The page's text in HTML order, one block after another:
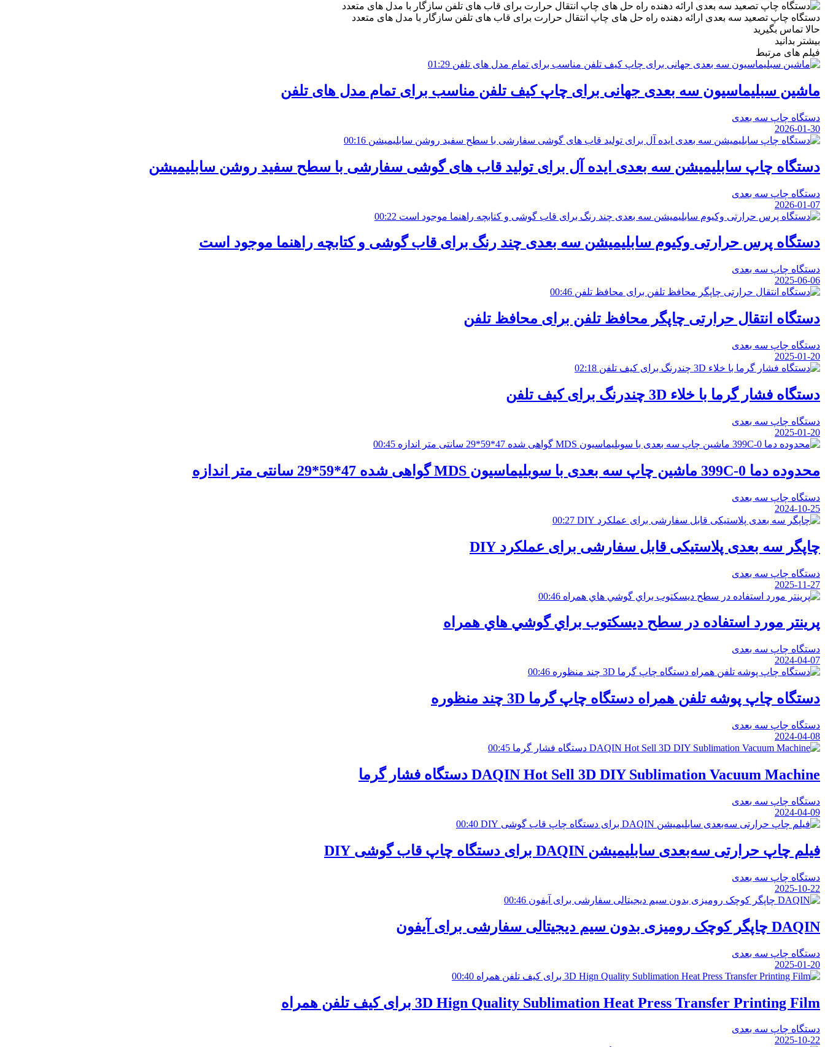
دستگاه چاپ تصعید سه بعدی ارائه دهنده راه حل های چاپ انتقال حرارت برای قاب های تلفن سازگار با مدل های متعدد
حالا تماس بگیرید
بیشتر بدانید
فیلم های مرتبط
01:29
ماشین سبلیماسیون سه بعدی جهانی برای چاپ کیف تلفن مناسب برای تمام مدل های تلفن
دستگاه چاپ سه بعدی
2026-01-30
00:16
دستگاه چاپ سابلیمیشن سه بعدی ایده آل برای تولید قاب های گوشی سفارشی با سطح سفید روشن سابلیمیشن
دستگاه چاپ سه بعدی
2026-01-07
00:22
دستگاه پرس حرارتی وکیوم سابلیمیشن سه بعدی چند رنگ برای قاب گوشی و کتابچه راهنما موجود است
دستگاه چاپ سه بعدی
2025-06-06
00:46
دستگاه انتقال حرارتی چاپگر محافظ تلفن برای محافظ تلفن
دستگاه چاپ سه بعدی
2025-01-20
02:18
دستگاه فشار گرما با خلاء 3D چندرنگ برای کیف تلفن
دستگاه چاپ سه بعدی
2025-01-20
00:45
محدوده دما 0-399C ماشین چاپ سه بعدی با سوبلیماسیون MDS گواهی شده 47*59*29 سانتی متر اندازه
دستگاه چاپ سه بعدی
2024-10-25
00:27
چاپگر سه بعدی پلاستیکی قابل سفارشی برای عملکرد DIY
دستگاه چاپ سه بعدی
2025-11-27
00:46
پرينتر مورد استفاده در سطح ديسکتوب براي گوشي هاي همراه
دستگاه چاپ سه بعدی
2024-04-07
00:46
دستگاه چاپ پوشه تلفن همراه دستگاه چاپ گرما 3D چند منظوره
دستگاه چاپ سه بعدی
2024-04-08
00:45
DAQIN Hot Sell 3D DIY Sublimation Vacuum Machine دستگاه فشار گرما
دستگاه چاپ سه بعدی
2024-04-09
00:40
فیلم چاپ حرارتی سه‌بعدی سابلیمیشن DAQIN برای دستگاه چاپ قاب گوشی DIY
دستگاه چاپ سه بعدی
2025-10-22
00:46
DAQIN چاپگر کوچک رومیزی بدون سیم دیجیتالی سفارشی برای آیفون
دستگاه چاپ سه بعدی
2025-01-20
00:40
3D Hign Quality Sublimation Heat Press Transfer Printing Film برای کیف تلفن همراه
دستگاه چاپ سه بعدی
2025-10-22